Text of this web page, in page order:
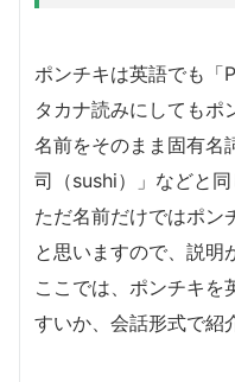
ポンチキは英語でも「
タカナ読みにしてもポ
名前をそのまま固有名
司（sushi）」などと同
ただ名前だけではポン
と思いますので、説明
ここでは、ポンチキを
すいか、会話形式で紹